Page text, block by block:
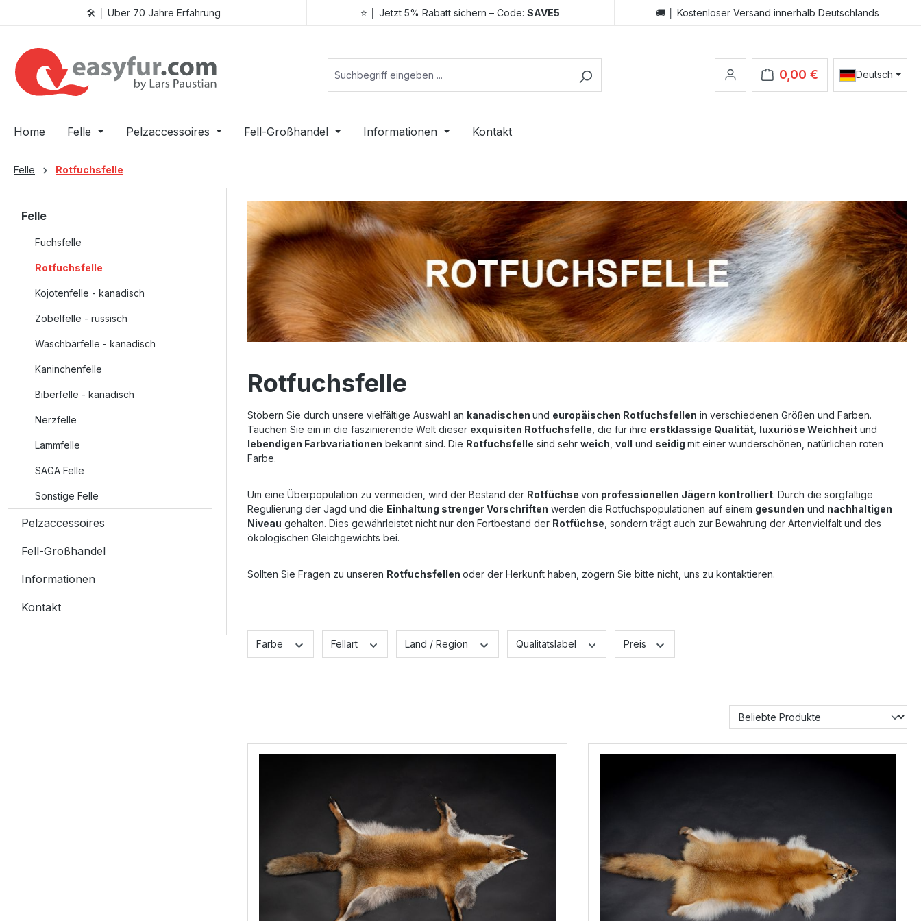
Hauptinhalt springen
Zur Suche springen
Zur Hauptnavigation springen
🛠️ │ Über 70 Jahre Erfahrung ⭐ │ Jetzt 5% Rabatt sichern – Code:SAVE5 🚚 │ Kostenloser Versand innerhalb Deutschlands
0,00 €
Warenkorb enthält 0
Deutsch
Home Felle Pelzaccessoires Fell-Großhandel Informationen Kontakt
Felle Rotfuchsfelle
Felle
Fuchsfelle
Rotfuchsfelle
Kojotenfelle - kanadisch
Zobelfelle - russisch
Waschbärfelle - kanadisch
Kaninchenfelle
Biberfelle - kanadisch
Nerzfelle
Lammfelle
SAGA Felle
Sonstige Felle
Pelzaccessoires
Fell-Großhandel
Informationen
Kontakt
Rotfuchsfelle
Stöbern Sie durch unsere vielfältige Auswahl an kanadischen und europäischen Rotfuchsfellen in verschiedenen Größen und Farben.
Tauchen Sie ein in die faszinierende Welt dieser exquisiten Rotfuchsfelle , die für ihre erstklassige Qualität luxuriöse Weichheit und
lebendigen Farbvariationen bekannt sind. Die Rotfuchsfelle sind sehr weich voll und seidig mit einer wunderschönen, natürlichen roten
Farbe.
Um eine Überpopulation zu vermeiden, wird der Bestand der Rotfüchse von professionellen Jägern kontrolliert. Durch die sorgfältige
Regulierung der Jagd und die Einhaltung strenger Vorschriften werden die Rotfuchspopulationen auf einem gesunden und nachhaltigen
Niveau gehalten. Dies gewährleistet nicht nur den Fortbestand der Rotfüchse , sondern trägt auch zur Bewahrung der Artenvielfalt und des
ökologischen Gleichgewichts bei.
Sollten Sie Fragen zu unseren Rotfuchsfellen oder der Herkunft haben, zögern Sie bitte nicht, uns zu kontaktieren.
Farbe Fellart Land / Region Qualitätslabel Preis